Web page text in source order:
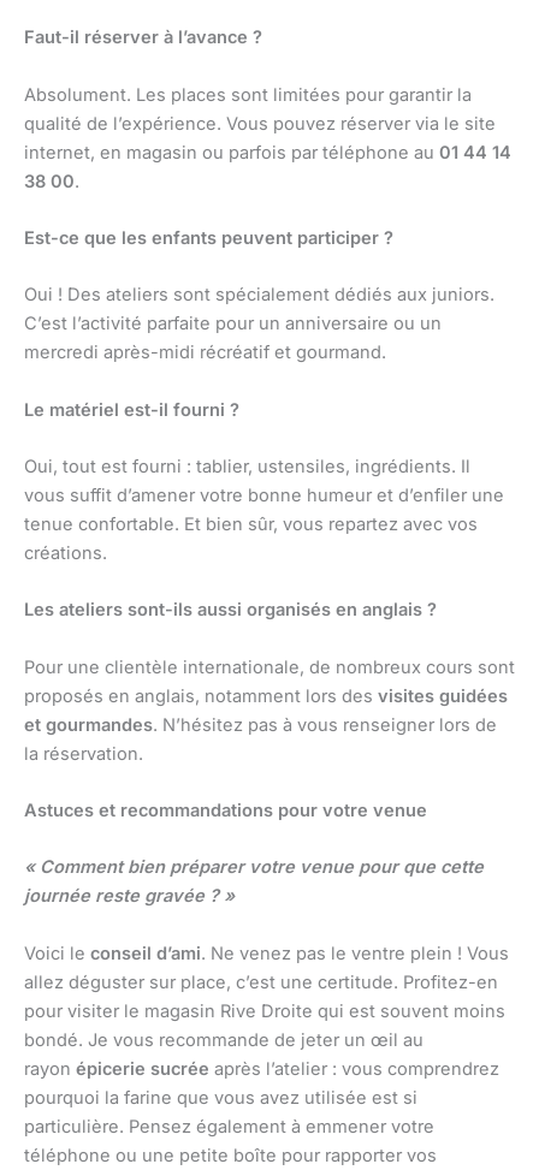
Faut-il réserver à l’avance ?
Absolument. Les places sont limitées pour garantir la
qualité de l’expérience. Vous pouvez réserver via le site
internet, en magasin ou parfois par téléphone au 01 44 14
38 00.
Est-ce que les enfants peuvent participer ?
Oui ! Des ateliers sont spécialement dédiés aux juniors.
C’est l’activité parfaite pour un anniversaire ou un
mercredi après-midi récréatif et gourmand.
Le matériel est-il fourni ?
Oui, tout est fourni : tablier, ustensiles, ingrédients. Il
vous suffit d’amener votre bonne humeur et d’enfiler une
tenue confortable. Et bien sûr, vous repartez avec vos
créations.
Les ateliers sont-ils aussi organisés en anglais ?
Pour une clientèle internationale, de nombreux cours sont
proposés en anglais, notamment lors des visites guidées
et gourmandes. N’hésitez pas à vous renseigner lors de
la réservation.
Astuces et recommandations pour votre venue
« Comment bien préparer votre venue pour que cette
journée reste gravée ? »
Voici le conseil d’ami. Ne venez pas le ventre plein ! Vous
allez déguster sur place, c’est une certitude. Profitez-en
pour visiter le magasin Rive Droite qui est souvent moins
bondé. Je vous recommande de jeter un œil au
rayon épicerie sucrée après l’atelier : vous comprendrez
pourquoi la farine que vous avez utilisée est si
particulière. Pensez également à emmener votre
téléphone ou une petite boîte pour rapporter vos